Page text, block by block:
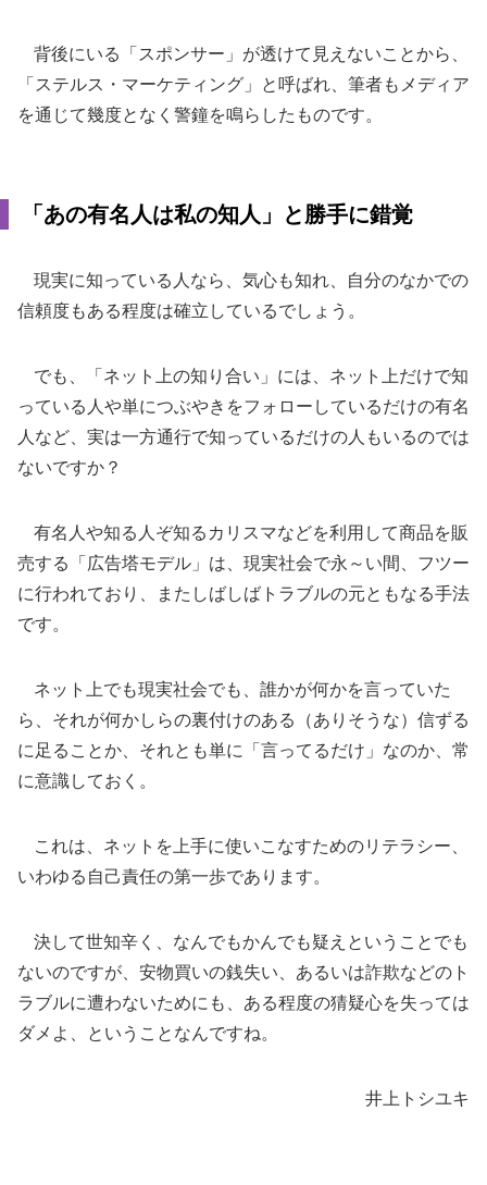
背後にいる「スポンサー」が透けて見えないことから、
「ステルス・マーケティング」と呼ばれ、筆者もメディア
を通じて幾度となく警鐘を鳴らしたものです。
「あの有名人は私の知人」と勝手に錯覚
現実に知っている人なら、気心も知れ、自分のなかでの
信頼度もある程度は確立しているでしょう。
でも、「ネット上の知り合い」には、ネット上だけで知
っている人や単につぶやきをフォローしているだけの有名
人など、実は一方通行で知っているだけの人もいるのでは
ないですか？
有名人や知る人ぞ知るカリスマなどを利用して商品を販
売する「広告塔モデル」は、現実社会で永～い間、フツー
に行われており、またしばしばトラブルの元ともなる手法
です。
ネット上でも現実社会でも、誰かが何かを言っていた
ら、それが何かしらの裏付けのある（ありそうな）信ずる
に足ることか、それとも単に「言ってるだけ」なのか、常
に意識しておく。
これは、ネットを上手に使いこなすためのリテラシー、
いわゆる自己責任の第一歩であります。
決して世知辛く、なんでもかんでも疑えということでも
ないのですが、安物買いの銭失い、あるいは詐欺などのト
ラブルに遭わないためにも、ある程度の猜疑心を失っては
ダメよ、ということなんですね。
井上トシユキ